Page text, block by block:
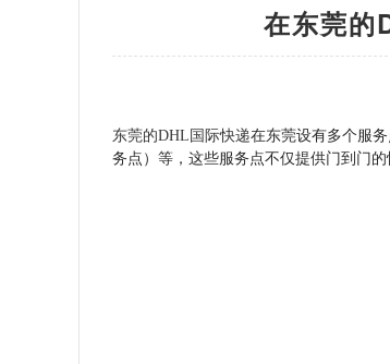
在东莞的
东莞的DHL国际快递在东莞设有多个服
务点）等，这些服务点不仅提供门到门